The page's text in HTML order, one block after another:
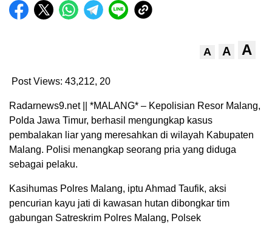
A A A
Post Views: 43,212, 20
Radarnews9.net || *MALANG* – Kepolisian Resor Malang,
Polda Jawa Timur, berhasil mengungkap kasus
pembalakan liar yang meresahkan di wilayah Kabupaten
Malang. Polisi menangkap seorang pria yang diduga
sebagai pelaku.
Kasihumas Polres Malang, iptu Ahmad Taufik, aksi
pencurian kayu jati di kawasan hutan dibongkar tim
gabungan Satreskrim Polres Malang, Polsek